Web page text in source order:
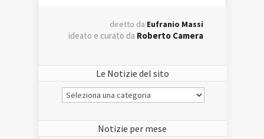
diretto da Eufranio Massi
ideato e curato da Roberto Camera
Le Notizie del sito
Le
Notizie
Notizie per mese